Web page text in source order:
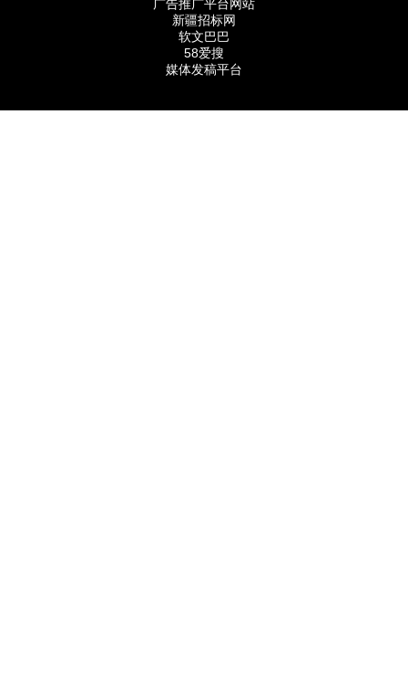
广告推广平台网站
新疆招标网
软文巴巴
58爱搜
媒体发稿平台